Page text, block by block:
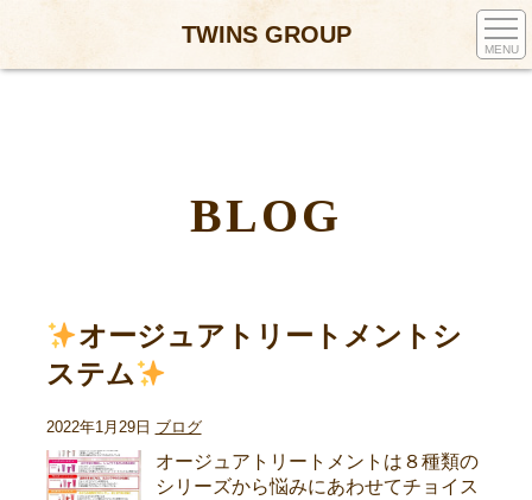
TWINS GROUP
MENU
BLOG
オージュアトリートメントシ
ステム
2022年1月29日 ブログ
オージュアトリートメントは８種類の
シリーズから悩みにあわせてチョイス